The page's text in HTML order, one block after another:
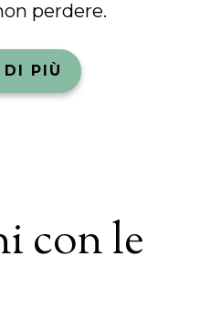
perdere.
DI PIÙ
con le